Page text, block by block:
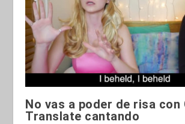
No vas a poder de risa con
Translate cantando